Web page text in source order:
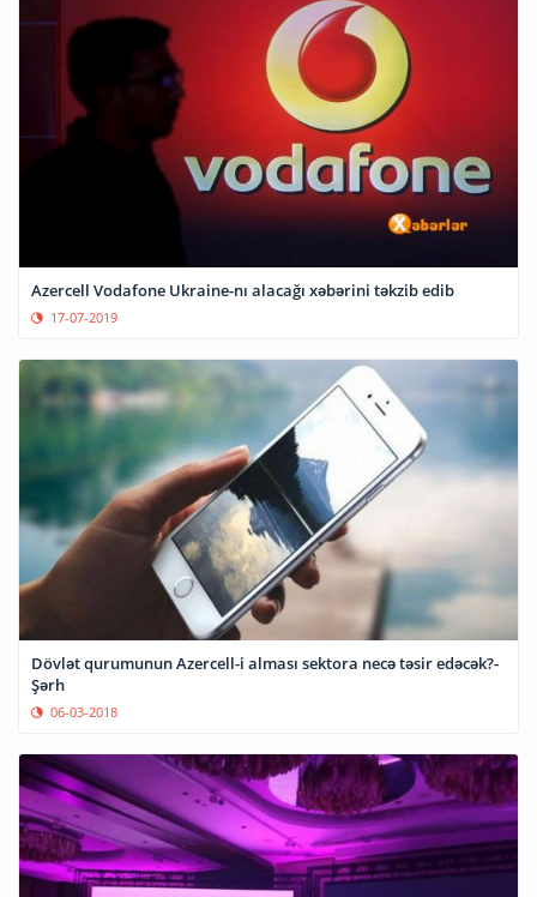
Azercell Vodafone Ukraine-nı alacağı xəbərini təkzib edib
17-07-2019
Dövlət qurumunun Azercell-i alması sektora necə təsir edəcək?-
Şərh
06-03-2018